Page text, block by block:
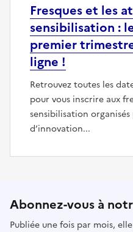
Fresques et les
sensibilisation :
premier
ligne !
Retrouvez toutes les
pour vous inscrire aux
sensibilisation
d’innovation...
Abonnez-vous à
Publiée une fois par mois,